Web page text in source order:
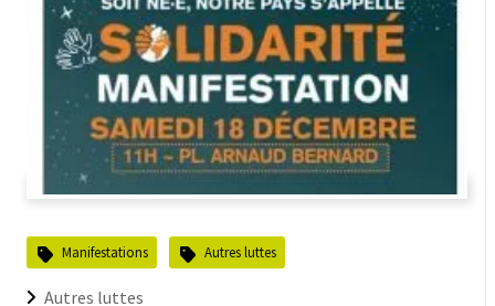
Manifestations Autres luttes
Autres luttes